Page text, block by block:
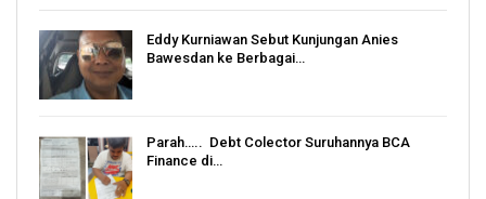
Eddy Kurniawan Sebut Kunjungan Anies
Bawesdan ke Berbagai…
Parah….. Debt Colector Suruhannya BCA
Finance di…